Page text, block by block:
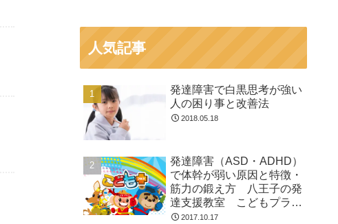
人気記事
発達障害で白黒思考が強い
人の困り事と改善法
2018.05.18
発達障害（ASD・ADHD）
で体幹が弱い原因と特徴・
筋力の鍛え方 八王子の発
達支援教室 こどもプラス
の放課後等デイサービス
2017.10.17